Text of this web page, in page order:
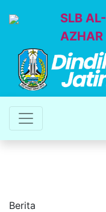
SLB AL-
AZHAR
Berita